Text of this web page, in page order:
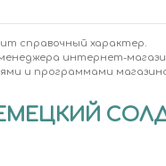
справочный характер.
интернет-
и программами